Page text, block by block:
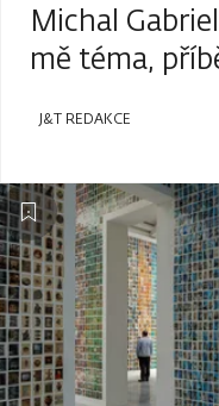
Michal
mě téma,
J&T REDAKCE